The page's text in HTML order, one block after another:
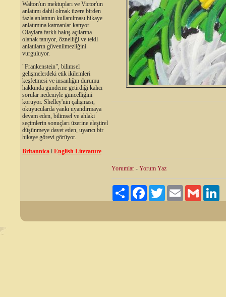
Walton'un mektupları ve Victor'un
anlatımı dahil olmak üzere birden
fazla anlatının kullanılması hikaye
anlatımına katmanlar katıyor.
Olaylara farklı bakış açılarına
olanak tanıyor, öznelliği ve tekil
anlatıların güvenilmezliğini
vurguluyor.
"Frankenstein", bilimsel
gelişmelerdeki etik ikilemleri
keşfetmesi ve insanlığın durumu
hakkında gündeme getirdiği kalıcı
sorular nedeniyle güncelliğini
koruyor. Shelley'nin çalışması,
okuyucularda yankı uyandırmaya
devam eden, bilimsel ve ahlaki
seçimlerin sonuçları üzerine eleştirel
düşünmeye davet eden, uyarıcı bir
hikaye görevi görüyor.
Britannica l English Literature
Yorumlar - Yorum Yaz
Paylaş FacebookTwitter Email Gmail